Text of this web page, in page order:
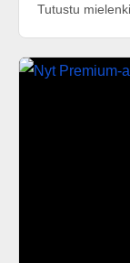
Tutustu